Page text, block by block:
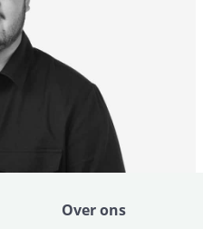
Over ons